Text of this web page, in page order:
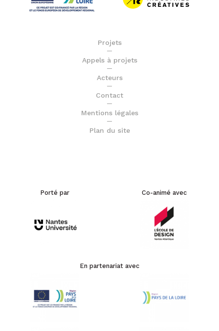
Projets
Appels à projets
Acteurs
Contact
Mentions légales
Plan du site
Porté par Co-animé avec
En partenariat avec